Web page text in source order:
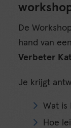
De
hand van
Verbeter
Je krijgt
Wat is
Hoe